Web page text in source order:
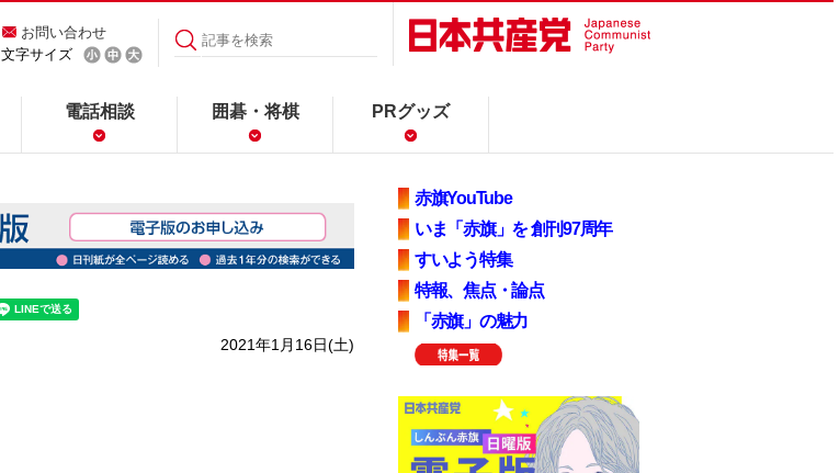
お問い合わせ
文字サイズ
電話相談 囲碁・将棋 PRグッズ
2021年1月16日(土)
赤旗YouTube
いま「赤旗」を 創刊97周年
すいよう特集
特報、焦点・論点
「赤旗」の魅力